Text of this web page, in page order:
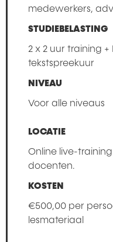
medewerkers,
STUDIEBELASTING
2 x 2 uur training
tekstspreekuur
NIVEAU
Voor alle niveaus
LOCATIE
Online live-
docenten.
KOSTEN
€500,00 per
lesmateriaal